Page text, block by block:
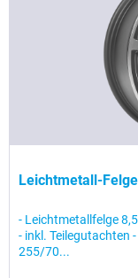
Leichtmetall-
- Leichtmetallfelge
- inkl. Teilegutachten
255/70...